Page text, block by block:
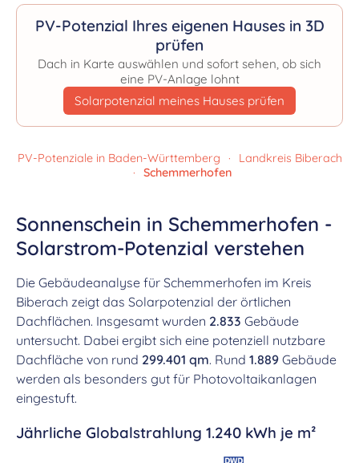
PV-Potenzial Ihres eigenen Hauses in 3D
prüfen
Dach in Karte auswählen und sofort sehen, ob sich
eine PV-Anlage lohnt
Solarpotenzial meines Hauses prüfen
PV-Potenziale in Baden-Württemberg ·
Landkreis Biberach
·
Schemmerhofen
Sonnenschein in Schemmerhofen -
Solarstrom-Potenzial verstehen
Die Gebäudeanalyse für Schemmerhofen im Kreis
Biberach zeigt das Solarpotenzial der örtlichen
Dachflächen. Insgesamt wurden 2.833 Gebäude
untersucht. Dabei ergibt sich eine potenziell nutzbare
Dachfläche von rund 299.401 qm. Rund 1.889 Gebäude
werden als besonders gut für Photovoltaikanlagen
eingestuft.
Jährliche Globalstrahlung 1.240 kWh je m²